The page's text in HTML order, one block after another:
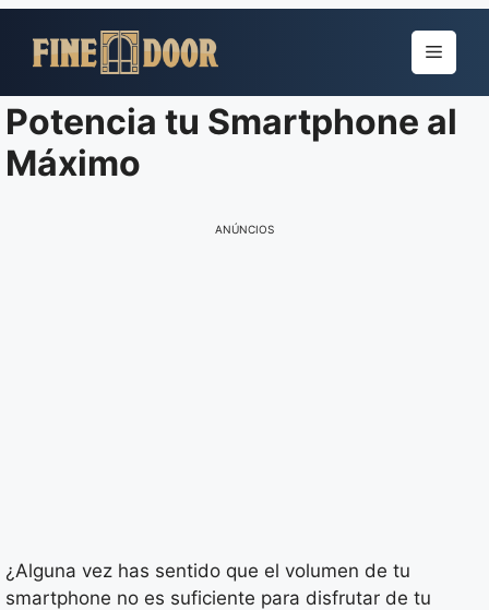
para
conteúdo
Menu
Potencia tu Smartphone al
Máximo
ANÚNCIOS
¿Alguna vez has sentido que el volumen de tu
smartphone no es suficiente para disfrutar de tu